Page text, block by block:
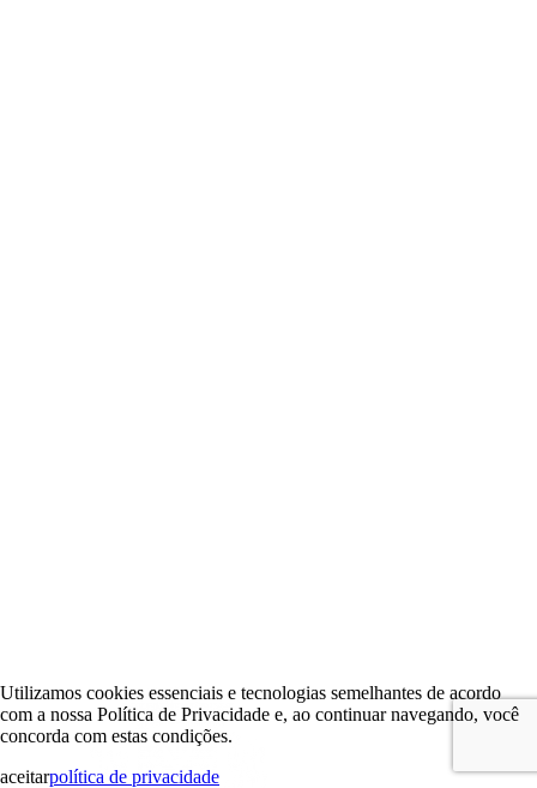
Utilizamos cookies essenciais e tecnologias semelhantes de acordo
com a nossa Política de Privacidade e, ao continuar navegando, você
concorda com estas condições.
aceitarpolítica de privacidade